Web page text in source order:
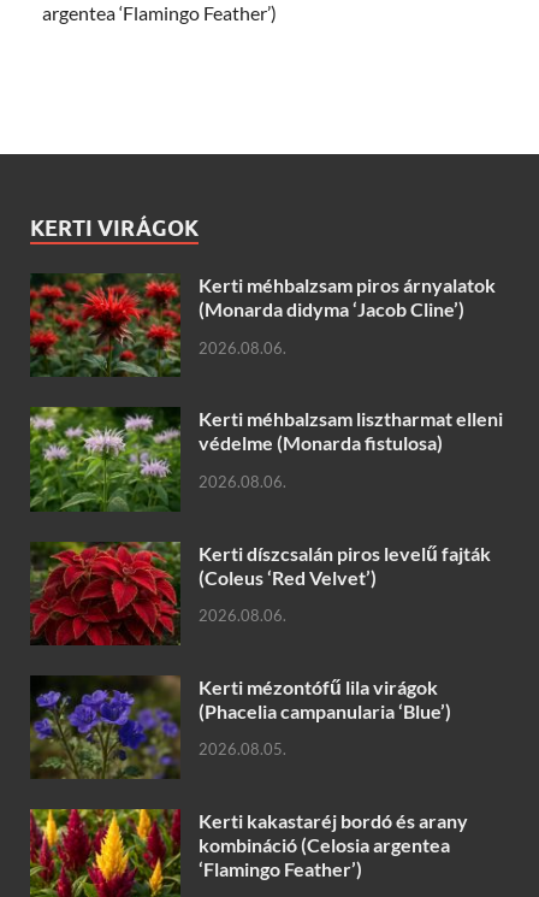
argentea ‘Flamingo Feather’)
KERTI VIRÁGOK
Kerti méhbalzsam piros árnyalatok
(Monarda didyma ‘Jacob Cline’)
2026.08.06.
Kerti méhbalzsam lisztharmat elleni
védelme (Monarda fistulosa)
2026.08.06.
Kerti díszcsalán piros levelű fajták
(Coleus ‘Red Velvet’)
2026.08.06.
Kerti mézontófű lila virágok
(Phacelia campanularia ‘Blue’)
2026.08.05.
Kerti kakastaréj bordó és arany
kombináció (Celosia argentea
‘Flamingo Feather’)